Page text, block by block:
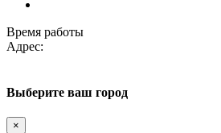
Время работы
Адрес:
Выберите ваш город
×